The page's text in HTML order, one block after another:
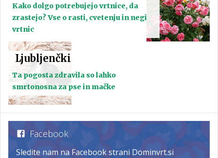
Kako dolgo potrebujejo vrtnice, da
zrastejo? Vse o rasti, cvetenju in negi
vrtnic
Ljubljenčki
Ta pogosta zdravila so lahko
smrtonosna za pse in mačke
Facebook
Sledite nam na Facebook strani Dominvrt.si